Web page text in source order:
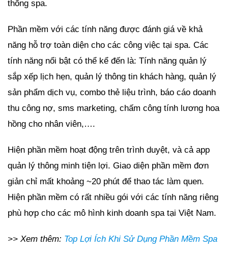
thống spa.
Phần mềm với các tính năng được đánh giá về khả
năng hỗ trợ toàn diện cho các công việc tại spa. Các
tính năng nổi bật có thể kể đến là: Tính năng quản lý
sắp xếp lịch hẹn, quản lý thông tin khách hàng, quản lý
sản phẩm dịch vụ, combo thẻ liệu trình, báo cáo doanh
thu công nợ, sms marketing, chấm công tính lương hoa
hồng cho nhân viên,….
Hiện phần mềm hoạt động trên trình duyệt, và cả app
quản lý thông minh tiện lợi. Giao diện phần mềm đơn
giản chỉ mất khoảng ~20 phút để thao tác làm quen.
Hiện phần mềm có rất nhiều gói với các tính năng riêng
phù hợp cho các mô hình kinh doanh spa tại Việt Nam.
>> Xem thêm: Top Lợi Ích Khi Sử Dụng Phần Mềm Spa